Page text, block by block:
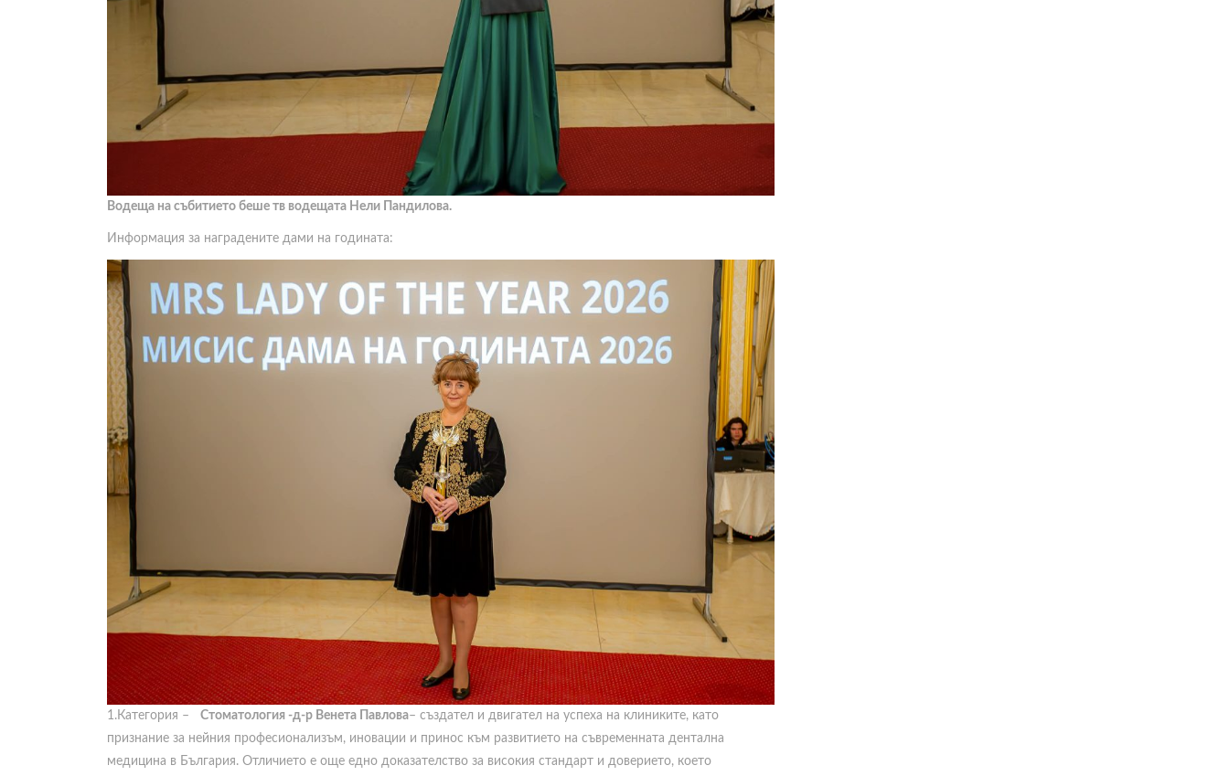
Водеща на събитието беше тв водещата Нели Пандилова.
Информация за наградените дами на годината:
1.Категория – Стоматология -д-р Венета Павлова– създател и двигател на успеха на клиниките, като
признание за нейния професионализъм, иновации и принос към развитието на съвременната дентална
медицина в България. Отличието е още едно доказателство за високия стандарт и доверието, което